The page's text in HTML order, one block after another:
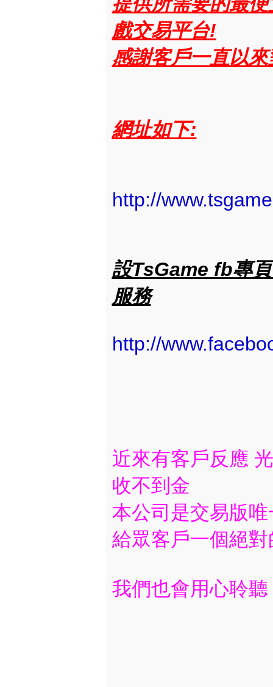
戲交易平台!
感謝客戶一直以
網址如下:
http://
設TsGame fb專
服務
http://
近來有客戶反應
收不到金
本公司是交易版
給眾客戶一個絕
我們也會用心聆